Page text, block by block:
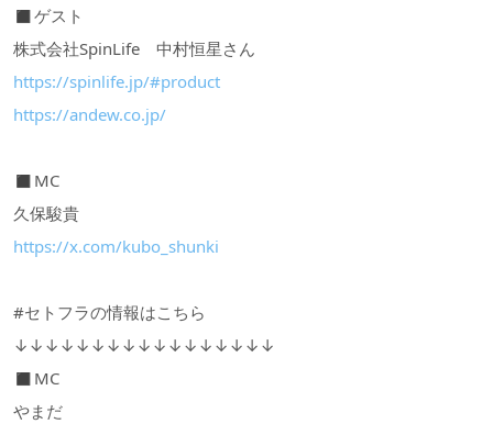
◼︎ゲスト
株式会社SpinLife 中村恒星さん
https://spinlife.jp/#product
https://andew.co.jp/
◼︎MC
久保駿貴
https://x.com/kubo_shunki
#セトフラの情報はこちら
↓↓↓↓↓↓↓↓↓↓↓↓↓↓↓↓↓
◼︎MC
やまだ